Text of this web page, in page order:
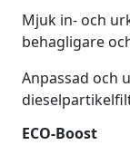
Mjuk in- och
behagligare
Anpassad och
ECO-Boost